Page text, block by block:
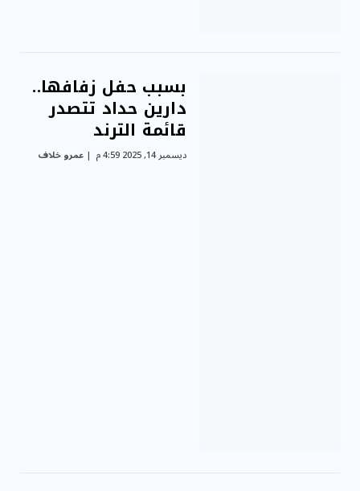
بسبب حفل زفافها..
دارين حداد تتصدر
قائمة الترند
ديسمبر 14, 2025 4:59 م عمرو خلاف